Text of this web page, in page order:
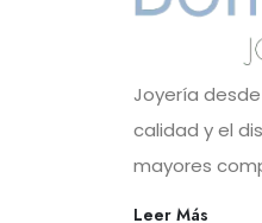
Joyería
calidad y el
mayores
Leer Más